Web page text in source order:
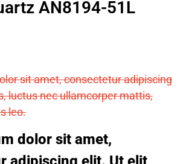
AN8194-51L
sit amet, consectetur adipiscing
luctus nec ullamcorper mattis,
leo.
dolor sit amet,